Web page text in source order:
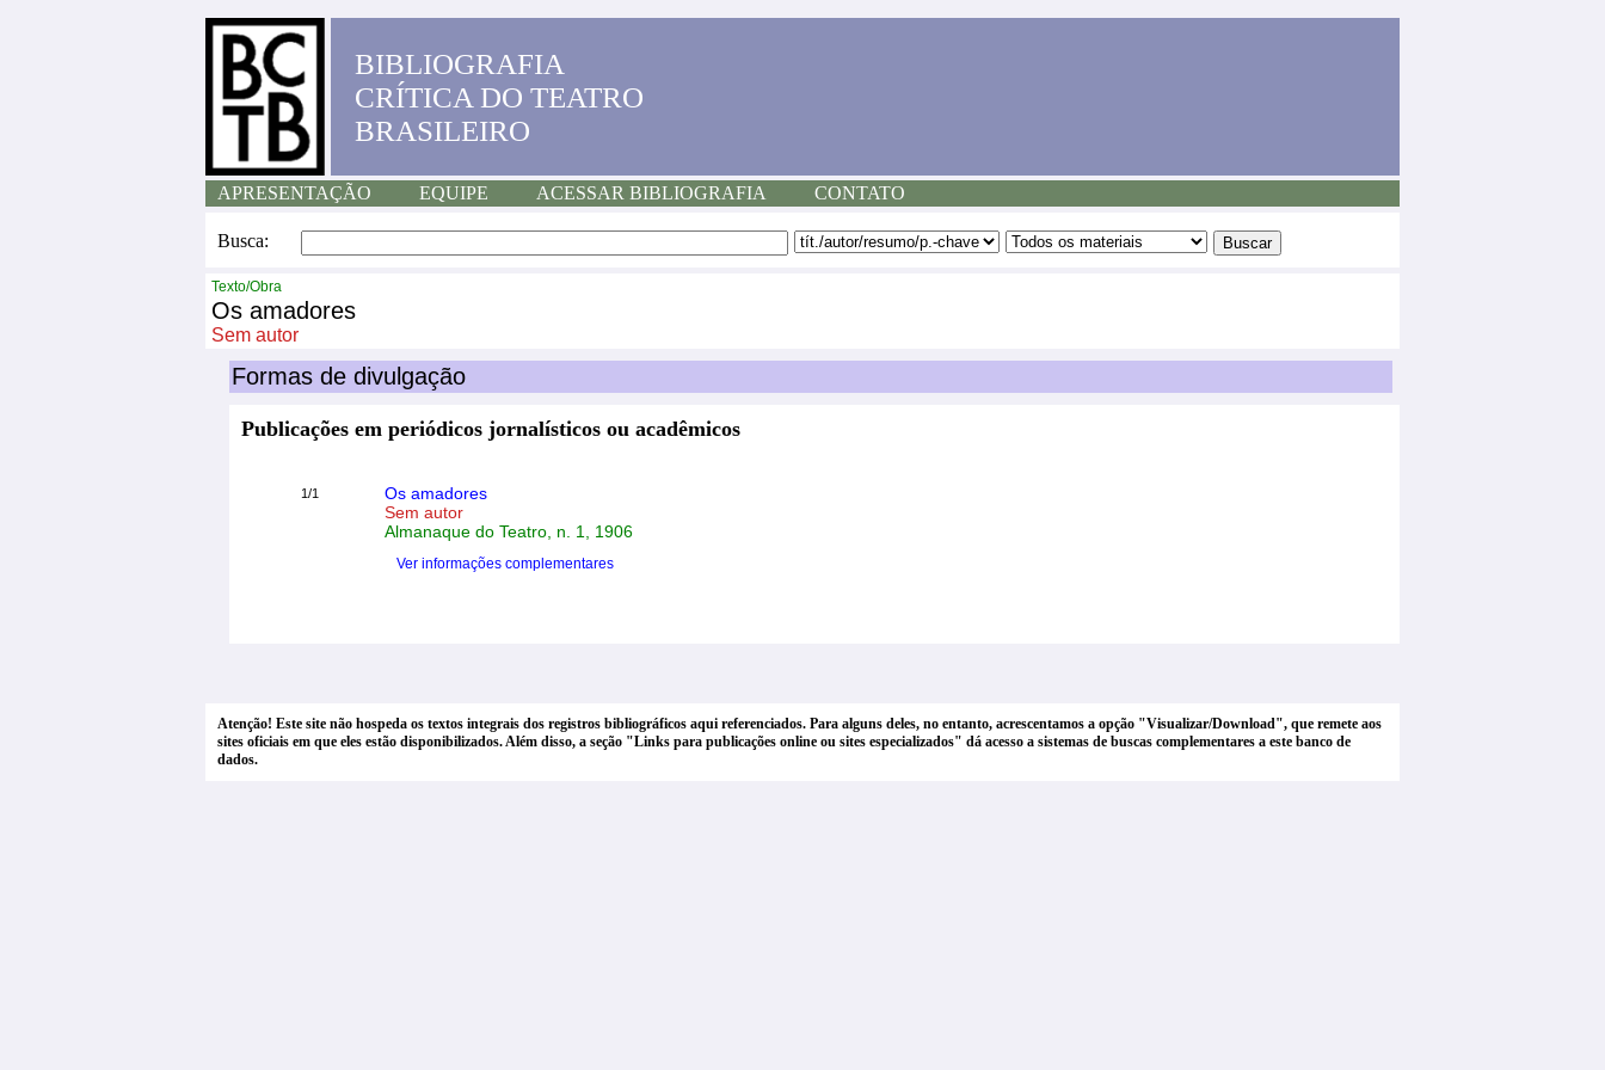
BIBLIOGRAFIA
CRÍTICA DO TEATRO
BRASILEIRO
APRESENTAÇÃO EQUIPE ACESSAR BIBLIOGRAFIA CONTATO
Busca:
Texto/Obra
Os amadores
Sem autor
Formas de divulgação
Publicações em periódicos jornalísticos ou acadêmicos
1/1
Os amadores
Sem autor
Almanaque do Teatro, n. 1, 1906
Ver informações complementares
Atenção! Este site não hospeda os textos integrais dos registros bibliográficos aqui referenciados. Para alguns deles, no entanto, acrescentamos a opção "Visualizar/Download", que remete aos
sites oficiais em que eles estão disponibilizados. Além disso, a seção "Links para publicações online ou sites especializados" dá acesso a sistemas de buscas complementares a este banco de
dados.